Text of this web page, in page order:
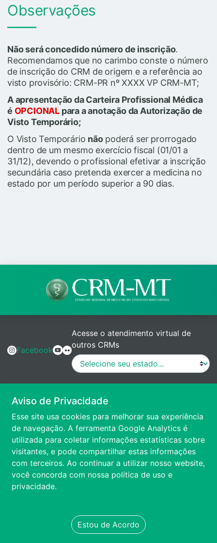
Observações
Não será concedido número de inscrição.
Recomendamos que no carimbo conste o número
de inscrição do CRM de origem e a referência ao
visto provisório: CRM-PR nº XXXX VP CRM-MT;
A apresentação da Carteira Profissional Médica
é OPCIONAL para a anotação da Autorização de
Visto Temporário;
O Visto Temporário nãopoderá ser prorrogado
dentro de um mesmo exercício fiscal (01/01 a
31/12), devendo o profissional efetivar a inscrição
secundária caso pretenda exercer a medicina no
estado por um período superior a 90 dias.
Aviso de Privacidade
Esse site usa cookies para melhorar sua experiência
de navegação. A ferramenta Google Analytics é
utilizada para coletar informações estatísticas sobre
visitantes, e pode compartilhar estas informações
com terceiros. Ao continuar a utilizar nosso website,
você concorda com nossa política de uso e
privacidade.
Estou de Acordo
Facebook
Acesse o atendimento virtual de
outros CRMs
VÍDEO DE APRESENTAÇÃO
ACESSIBILIDADE
FALE CONOSCO
TRANSPARÊNCIA